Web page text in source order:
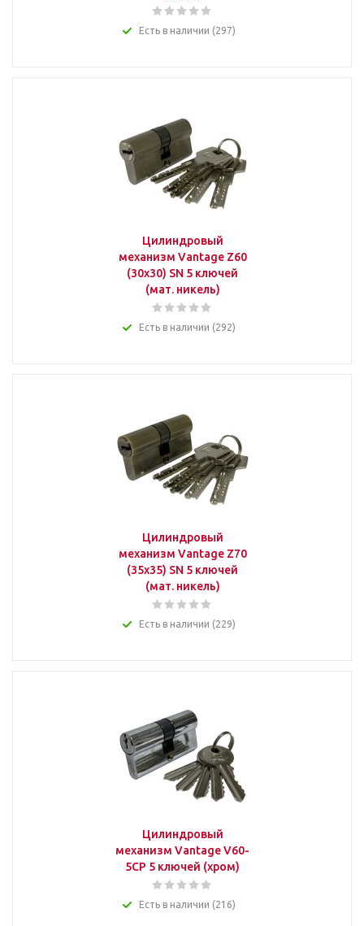
Есть в наличии (297)
Цилиндровый
механизм Vantage Z60
(30x30) SN 5 ключей
(мат. никель)
Есть в наличии (292)
Цилиндровый
механизм Vantage Z70
(35x35) SN 5 ключей
(мат. никель)
Есть в наличии (229)
Цилиндровый
механизм Vantage V60-
5CP 5 ключей (хром)
Есть в наличии (216)